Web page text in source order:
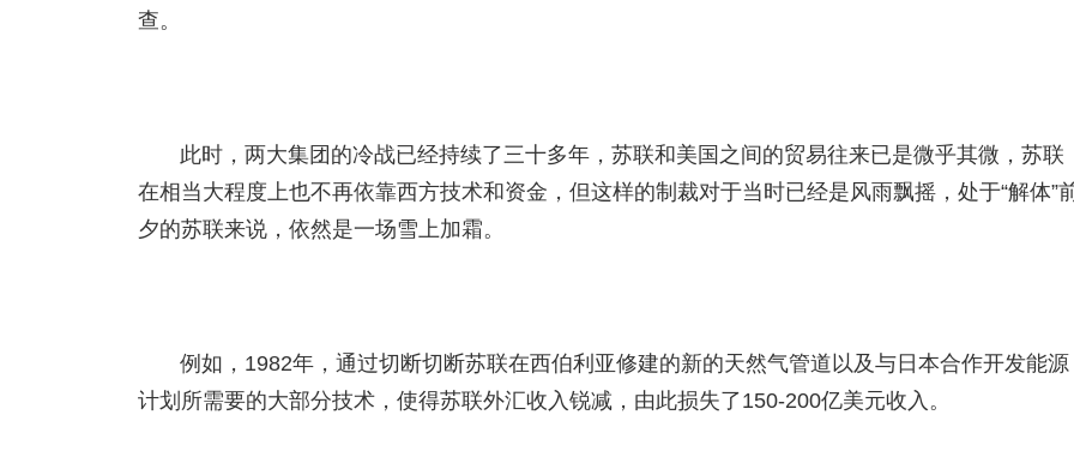
查。
此时，两大集团的冷战已经持续了三十多年，苏联和美国之间的贸易往来已是微乎其微，苏联
在相当大程度上也不再依靠西方技术和资金，但这样的制裁对于当时已经是风雨飘摇，处于“解体”
夕的苏联来说，依然是一场雪上加霜。
例如，1982年，通过切断切断苏联在西伯利亚修建的新的天然气管道以及与日本合作开发能源
计划所需要的大部分技术，使得苏联外汇收入锐减，由此损失了150-200亿美元收入。